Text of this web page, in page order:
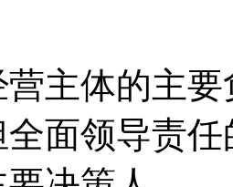
主体的主
面领导责